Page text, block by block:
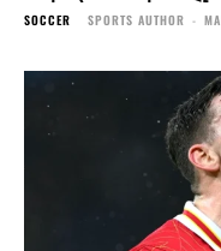
SOCCER SPORTS AUTHOR -